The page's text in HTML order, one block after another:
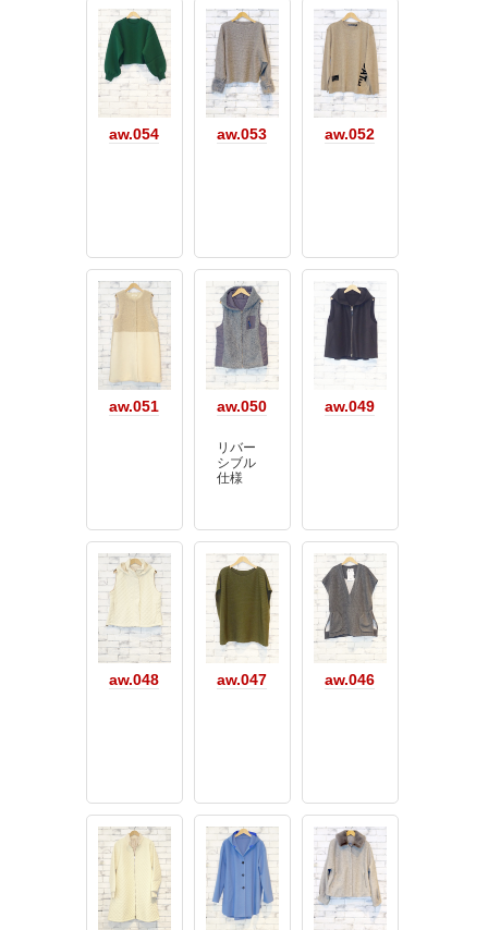
aw.054 aw.053 aw.052
aw.051 aw.050
リバー
シブル
仕様
aw.049
aw.048 aw.047 aw.046